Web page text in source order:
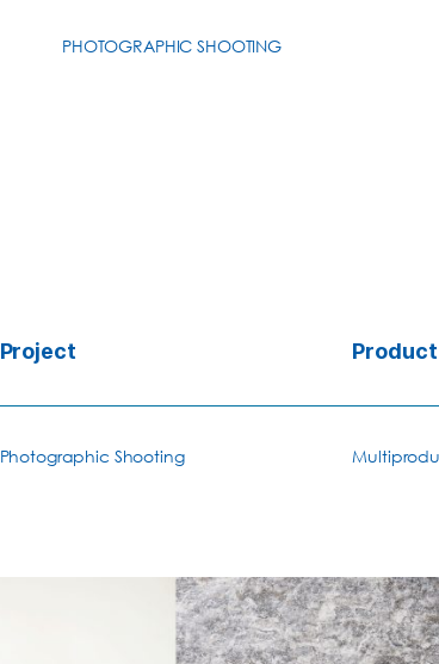
PHOTOGRAPHIC SHOOTING
Project
Photographic Shooting
Product